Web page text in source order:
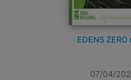
EDENS ZERO
07/04/